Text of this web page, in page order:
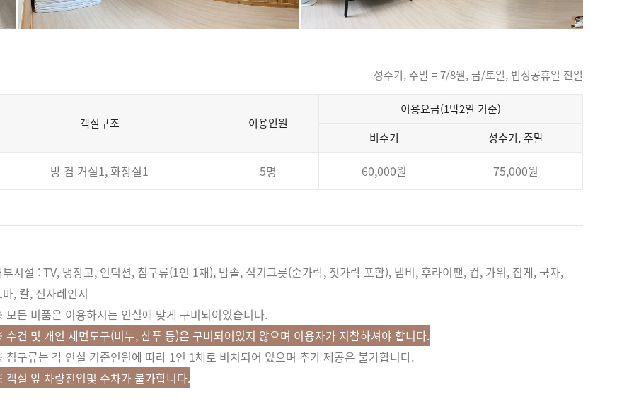
성수기, 주말 = 7/8월, 금/토일, 법정공휴일 전일
객실구조 이용인원
이용요금(1박2일 기준)
비수기
성수기, 주말
방 겸 거실1, 화장실1 5명 60,000원 75,000원
시설 : TV, 냉장고, 인덕션, 침구류(1인 1채), 밥솥, 식기그릇(숟가락, 젓가락 포함), 냄비, 후라이팬, 컵, 가위, 집게, 국자,
, 칼, 전자레인지
든 비품은 이용하시는 인실에 맞게 구비되어있습니다.
건 및 개인 세면도구(비누, 샴푸 등)은 구비되어있지 않으며 이용자가 지참하셔야 합니다.
구류는 각 인실 기준인원에 따라 1인 1채로 비치되어 있으며 추가 제공은 불가합니다.
실 앞 차량진입및 주차가 불가합니다.